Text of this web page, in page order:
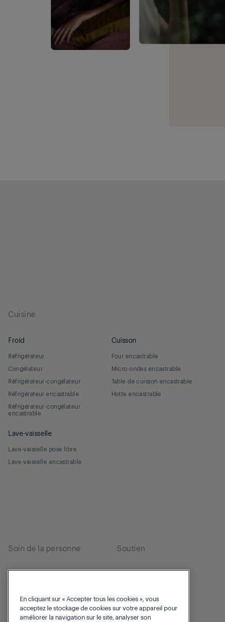
Cuisine
Froid
Réfrigérateur
Congélateur
Réfrigérateur-congélateur
Réfrigérateur encastrable
Réfrigérateur-congélateur
encastrable
Cuisson
Four encastrable
Micro-ondes encastrable
Table de cuisson encastrable
Hotte encastrable
Lave-vaisselle
Lave-vaisselle pose libre
Lave-vaisselle encastrable
Soin de la personne
Soin des cheveux
Lisseur
Soutien
Beko Corporate
En cliquant sur « Accepter tous les cookies », vous
acceptez le stockage de cookies sur votre appareil pour
améliorer la navigation sur le site, analyser son